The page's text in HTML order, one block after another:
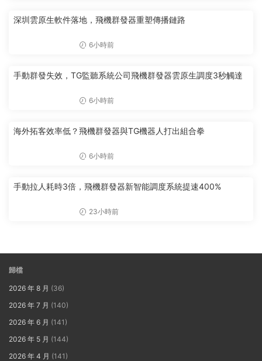
深圳雲原生軟件落地，飛機群發器重塑傳播鏈路
6小時前
手動群發失效，TG監聽系統公司飛機群發器雲原生調度3秒觸達
6小時前
海外拓客效率低？飛機群發器與TG機器人打出組合拳
6小時前
手動拉人耗時3倍，飛機群發器新智能調度系統提速400%
23小時前
歸檔
2026 年 8 月 (36)
2026 年 7 月 (140)
2026 年 6 月 (141)
2026 年 5 月 (144)
2026 年 4 月 (141)